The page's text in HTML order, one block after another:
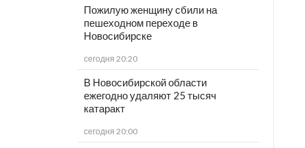
Пожилую женщину сбили на
пешеходном переходе в
Новосибирске
сегодня 20:20
В Новосибирской области
ежегодно удаляют 25 тысяч
катаракт
сегодня 20:00